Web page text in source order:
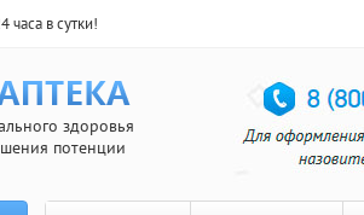
в сутки!
здоровья
потенции